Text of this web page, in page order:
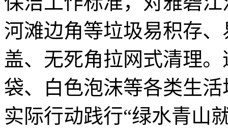
河滩边角等垃圾易积存
盖、无死角拉网式清理
袋、白色泡沫等各类生
实际行动践行“绿水青山